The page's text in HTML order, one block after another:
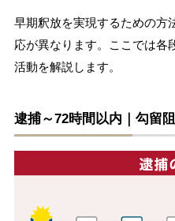
早期釈放を実現するための方
応が異なります。ここでは各
活動を解説します。
逮捕～72時間以内｜勾留